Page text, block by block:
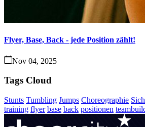
Flyer, Base, Back - jede Position zählt!
Nov 04, 2025
Tags Cloud
Stunts Tumbling Jumps Choreographie
training flyer base back positionen